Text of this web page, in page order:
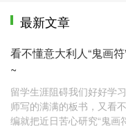
最新文章
看不懂意大利人“鬼画
~
留学生涯阻碍我们好好学
师写的满满的板书，又看
编就把近日苦心研究“鬼画